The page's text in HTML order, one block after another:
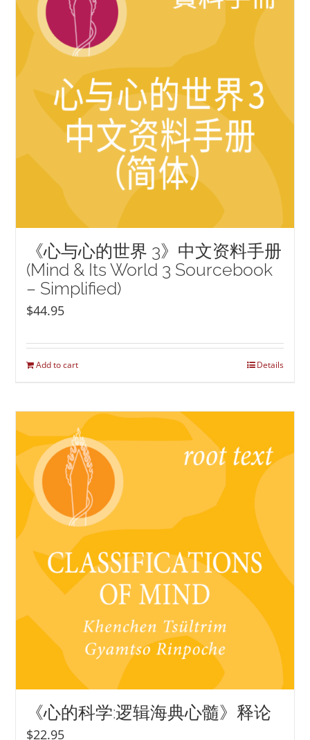
《心与心的世界 3》中文资料手册
(Mind & Its World 3 Sourcebook
– Simplified)
$44.95
Add to cart Details
《心的科学:逻辑海典心髓》释论
$22.95